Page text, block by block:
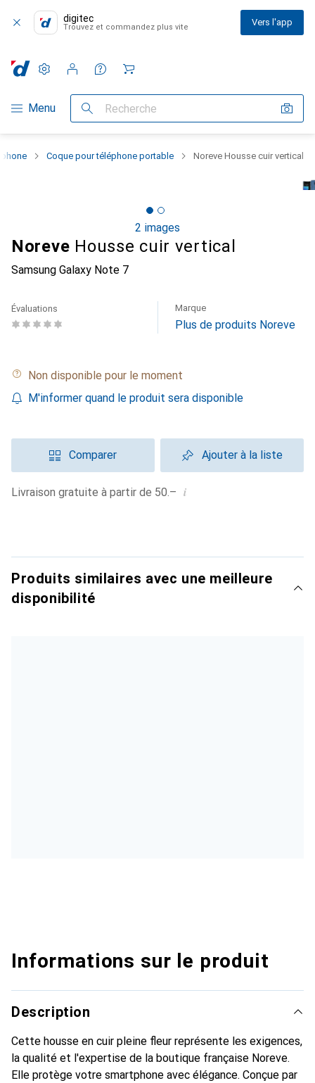
digitec
Trouvez et commandez plus vite Vers l'app
Navigation par catégorie
Menu Recherche
Paramètres
Compte client
Listes de comparaison
Listes d'envies
Panier
Coque pour téléphone portable Noreve Housse cuir vertical
2 images
Noreve Housse cuir vertical
Samsung Galaxy Note 7
Évaluations Marque
Plus de produits Noreve
Non disponible pour le moment
M'informer quand le produit sera disponible
Comparer Ajouter à la liste
Livraison gratuite à partir de 50.– i
Produits similaires avec une meilleure
disponibilité
Informations sur le produit
Description
Cette housse en cuir pleine fleur représente les exigences,
la qualité et l'expertise de la boutique française Noreve.
Elle protège votre smartphone avec élégance. Conçue par